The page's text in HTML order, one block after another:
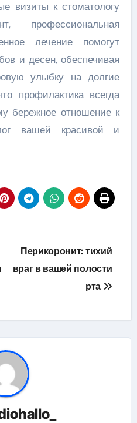
визиты к стоматологу
профессиональная
лечение помогут
и десен, обеспечивая
улыбку на долгие
профилактика всегда
бережное отношение к
вашей красивой и
Перикоронит: тихий
враг в вашей полости
рта